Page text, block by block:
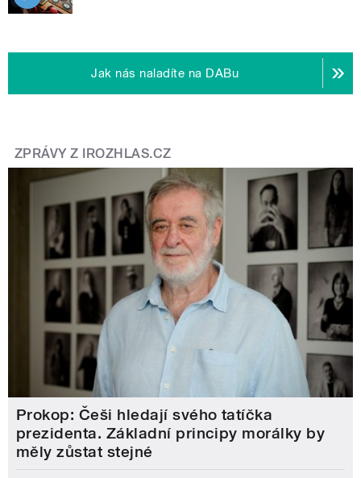
Jak nás naladíte na DABu
ZPRÁVY Z IROZHLAS.CZ
Prokop: Češi hledají svého tatíčka
prezidenta. Základní principy morálky by
měly zůstat stejné